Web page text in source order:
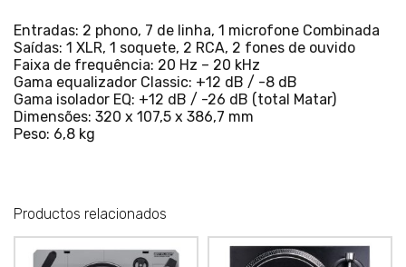
Entradas: 2 phono, 7 de linha, 1 microfone Combinada
Saídas: 1 XLR, 1 soquete, 2 RCA, 2 fones de ouvido
Faixa de frequência: 20 Hz – 20 kHz
Gama equalizador Classic: +12 dB / -8 dB
Gama isolador EQ: +12 dB / -26 dB (total Matar)
Dimensões: 320 x 107,5 x 386,7 mm
Peso: 6,8 kg
Productos relacionados